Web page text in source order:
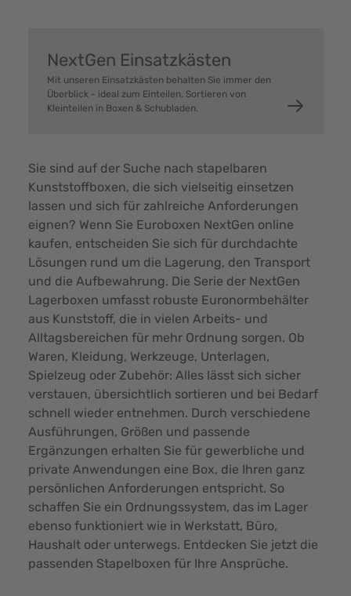
NextGen Einsatzkästen
Mit unseren Einsatzkästen behalten Sie immer den
Überblick - ideal zum Einteilen, Sortieren von
Kleinteilen in Boxen & Schubladen.
Sie sind auf der Suche nach stapelbaren
Kunststoffboxen, die sich vielseitig einsetzen
lassen und sich für zahlreiche Anforderungen
eignen? Wenn Sie Euroboxen NextGen online
kaufen, entscheiden Sie sich für durchdachte
Lösungen rund um die Lagerung, den Transport
und die Aufbewahrung. Die Serie der NextGen
Lagerboxen umfasst robuste Euronormbehälter
aus Kunststoff, die in vielen Arbeits- und
Alltagsbereichen für mehr Ordnung sorgen. Ob
Waren, Kleidung, Werkzeuge, Unterlagen,
Spielzeug oder Zubehör: Alles lässt sich sicher
verstauen, übersichtlich sortieren und bei Bedarf
schnell wieder entnehmen. Durch verschiedene
Ausführungen, Größen und passende
Ergänzungen erhalten Sie für gewerbliche und
private Anwendungen eine Box, die Ihren ganz
persönlichen Anforderungen entspricht. So
schaffen Sie ein Ordnungssystem, das im Lager
ebenso funktioniert wie in Werkstatt, Büro,
Haushalt oder unterwegs. Entdecken Sie jetzt die
passenden Stapelboxen für Ihre Ansprüche.